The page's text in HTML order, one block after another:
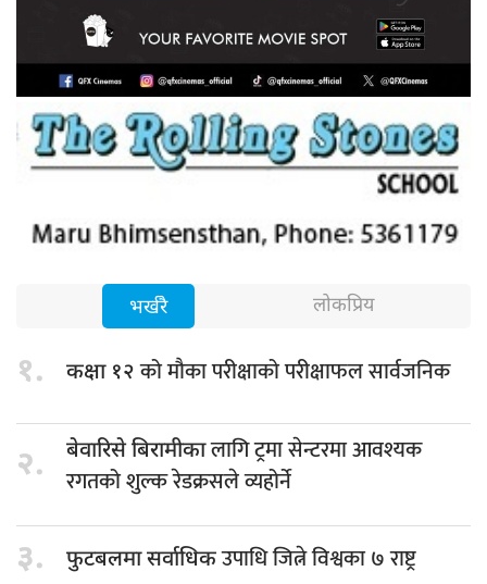
भर्खरै लोकप्रिय
१. कक्षा १२को मौका परीक्षाको परीक्षाफल सार्वजनिक
२. बेवारिसे बिरामीकालागि ट्रमा सेन्टरमा आवश्यक
रगतको शुल्क रेडक्रसले व्यहोर्ने
३. फुटबलमा सर्वाधिकउपाधि जित्ने विश्वका ७ राष्ट्र